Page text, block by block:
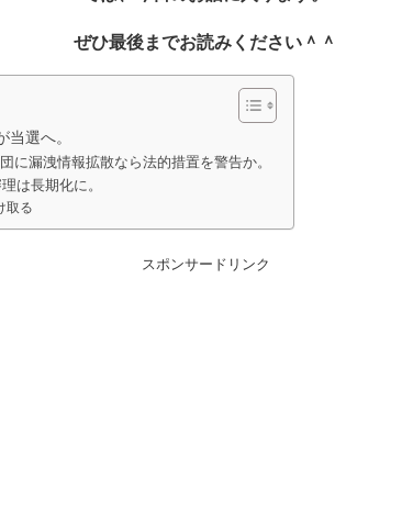
ぜひ最後までお読みください＾＾
当選へ。
に漏洩情報拡散なら法的措置を警告か。
は長期化に。
取る
スポンサードリンク